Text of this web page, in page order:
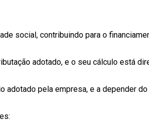
social, contribuindo para o
adotado, e o seu cálculo está
adotado pela empresa, e a depender